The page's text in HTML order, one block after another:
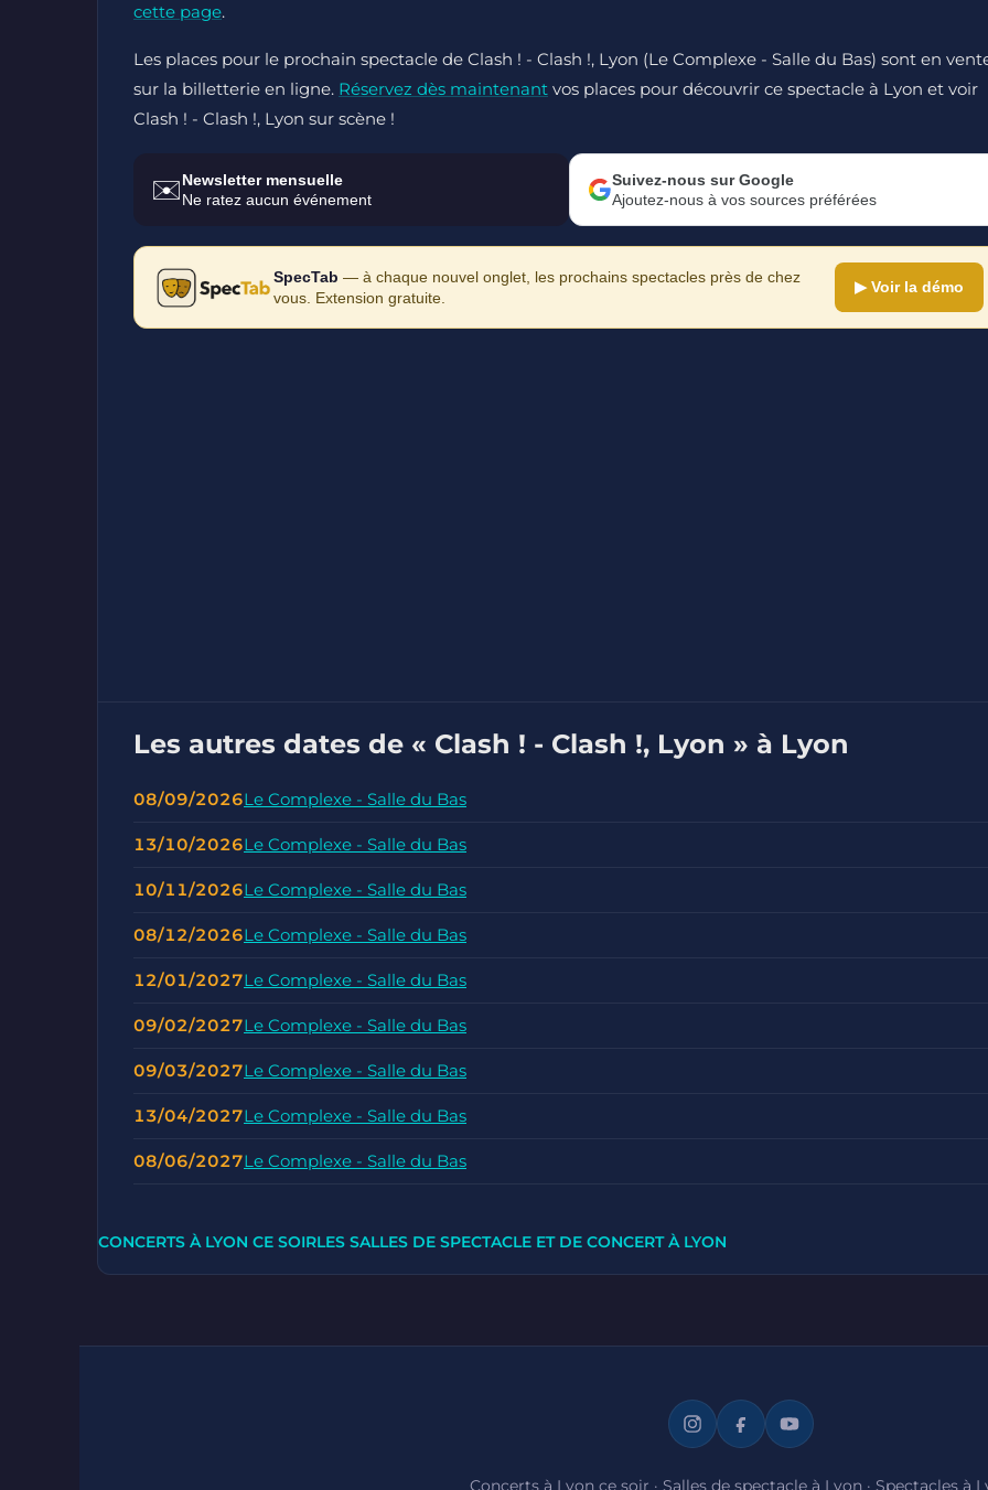
cette page.
Les places pour le prochain spectacle de Clash ! - Clash !, Lyon (Le Complexe - Salle du Bas) sont en
sur la billetterie en ligne. Réservez dès maintenant vos places pour découvrir ce spectacle à Lyon et voir
Clash ! - Clash !, Lyon sur scène !
✉️Newsletter mensuelle
Ne ratez aucun événement
Suivez-nous sur Google
Ajoutez-nous à vos sources préférées
SpecTab — à chaque nouvel onglet, les prochains spectacles près de chez
vous. Extension gratuite.
▶ Voir la démo
Les autres dates de « Clash ! - Clash !, Lyon » à Lyon
08/09/2026Le Complexe - Salle du Bas
13/10/2026Le Complexe - Salle du Bas
10/11/2026Le Complexe - Salle du Bas
08/12/2026Le Complexe - Salle du Bas
12/01/2027Le Complexe - Salle du Bas
09/02/2027Le Complexe - Salle du Bas
09/03/2027Le Complexe - Salle du Bas
13/04/2027Le Complexe - Salle du Bas
08/06/2027Le Complexe - Salle du Bas
CONCERTS À LYON CE SOIRLES SALLES DE SPECTACLE ET DE CONCERT À LYON
Concerts à Lyon ce soir · Salles de spectacle à Lyon · Spectacles à